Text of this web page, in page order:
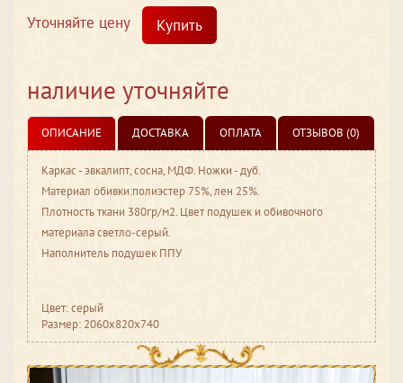
Уточняйте цену Купить
наличие уточняйте
ОПИСАНИЕ ДОСТАВКА ОПЛАТА ОТЗЫВОВ (0)
Каркас - эвкалипт, сосна, МДФ. Ножки - дуб.
Материал обивки:полиэстер 75%, лен 25%.
Плотность ткани 380гр/м2. Цвет подушек и обивочного
материала светло-серый.
Наполнитель подушек ППУ
Цвет: серый
Размер: 2060x820x740